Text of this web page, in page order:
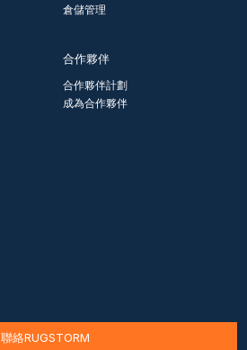
倉儲管理
合作夥伴
合作夥伴計劃
成為合作夥伴
聯絡RUGSTORM